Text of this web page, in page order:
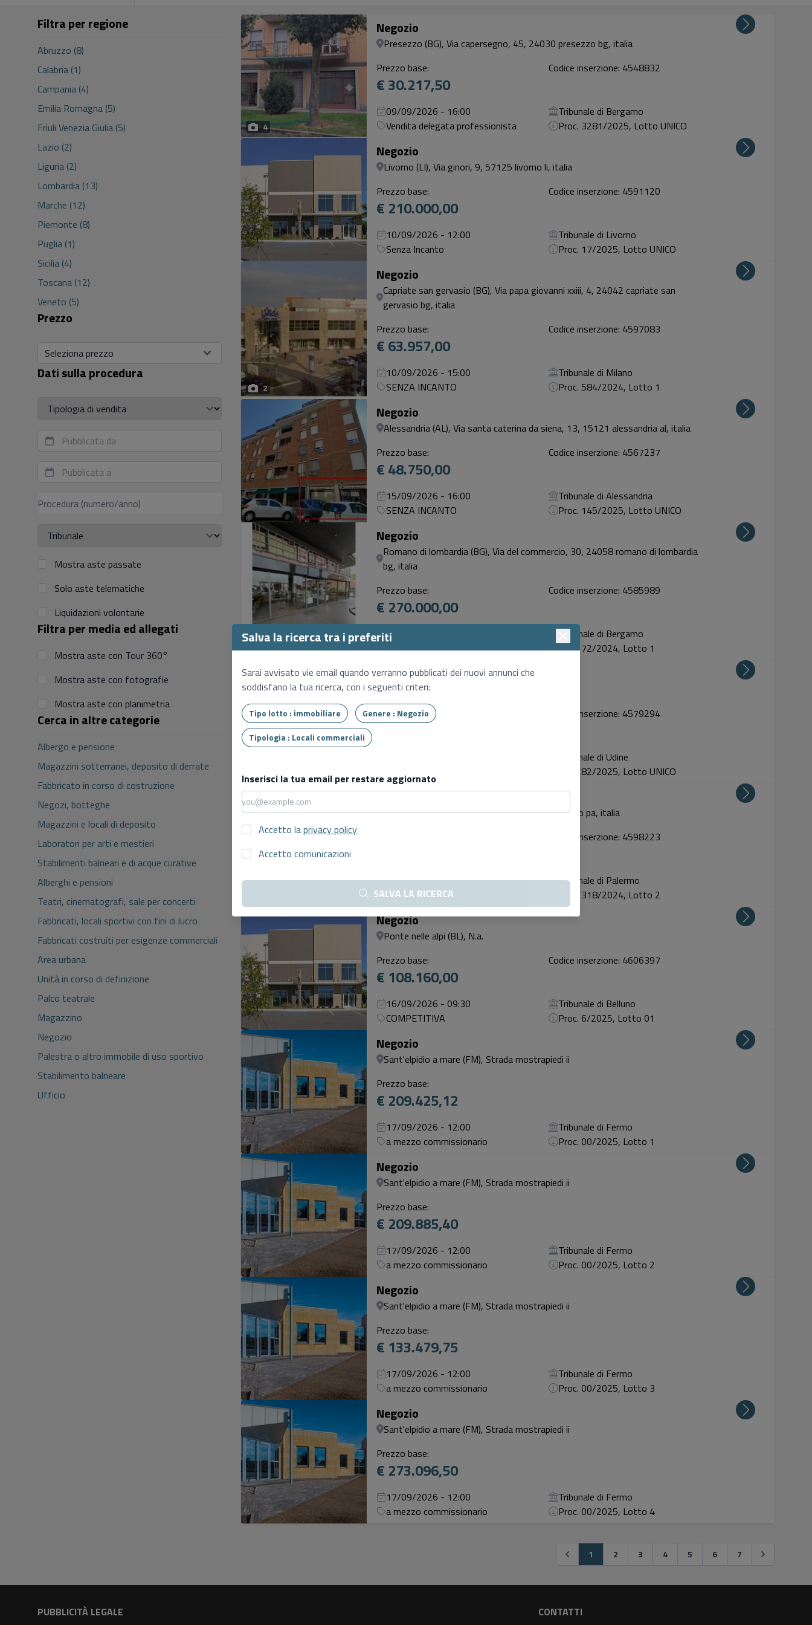
Filtra per regione
Abruzzo (8)
Calabria (1)
Campania (4)
Emilia Romagna (5)
Friuli Venezia Giulia (5)
Lazio (2)
Liguria (2)
Lombardia (13)
Marche (12)
Piemonte (8)
Puglia (1)
Sicilia (4)
Toscana (12)
Veneto (5)
Prezzo
Seleziona prezzo
Dati sulla procedura
Tipologia di vendita
Mostra aste passate
Solo aste telematiche
Liquidazioni volontarie
Filtra per media ed allegati
Mostra aste con Tour 360°
Mostra aste con fotografie
Mostra aste con planimetria
Cerca in altre categorie
Albergo e pensione
Magazzini sotterranei, deposito di derrate
Fabbricato in corso di costruzione
Negozi, botteghe
Magazzini e locali di deposito
Laboratori per arti e mestieri
Stabilimenti balneari e di acque curative
Alberghi e pensioni
Teatri, cinematografi, sale per concerti
Fabbricati, locali sportivi con fini di lucro
Fabbricati costruiti per esigenze commerciali
Area urbana
Unità in corso di definizione
Palco teatrale
Magazzino
Negozio
Palestra o altro immobile di uso sportivo
Stabilimento balneare
Ufficio
4
Negozio
Presezzo (BG), Via capersegno, 45, 24030 presezzo bg, italia
Prezzo base:
€ 30.217,50
Codice inserzione: 4548832
09/09/2026 - 16:00
Tribunale di Bergamo
Vendita delegata professionista
Proc. 3281/2025, Lotto UNICO
Negozio
Livorno (LI), Via ginori, 9, 57125 livorno li, italia
Prezzo base:
€ 210.000,00
Codice inserzione: 4591120
10/09/2026 - 12:00
Tribunale di Livorno
Senza Incanto
Proc. 17/2025, Lotto UNICO
2
Negozio
Capriate san gervasio (BG), Via papa giovanni xxiii, 4, 24042 capriate san
gervasio bg, italia
Prezzo base:
€ 63.957,00
Codice inserzione: 4597083
10/09/2026 - 15:00
Tribunale di Milano
SENZA INCANTO
Proc. 584/2024, Lotto 1
Negozio
Alessandria (AL), Via santa caterina da siena, 13, 15121 alessandria al, italia
Prezzo base:
€ 48.750,00
Codice inserzione: 4567237
15/09/2026 - 16:00
Tribunale di Alessandria
SENZA INCANTO
Proc. 145/2025, Lotto UNICO
17
Negozio
Romano di lombardia (BG), Via del commercio, 30, 24058 romano di lombardia
bg, italia
Prezzo base:
€ 270.000,00
Codice inserzione: 4585989
16/09/2026 - 10:15
Tribunale di Bergamo
Vendita delegata professionista
Proc. 72/2024, Lotto 1
Negozio
Cervignano del friuli (UD), Via lazzaro, 4-6
Prezzo base:
€ 60.000,00
Codice inserzione: 4579294
Tribunale di Udine
Proc. 82/2025, Lotto UNICO
Negozio
Palermo (PA), Via conceria, 77/a , 90145 palermo pa, italia
Codice inserzione: 4598223
16/09/2026 - 13:30
Tribunale di Palermo
SENZA INCANTO
Proc. 318/2024, Lotto 2
Negozio
Ponte nelle alpi (BL), N.a.
Prezzo base:
€ 108.160,00
Codice inserzione: 4606397
16/09/2026 - 09:30
Tribunale di Belluno
COMPETITIVA
Proc. 6/2025, Lotto 01
Negozio
Sant'elpidio a mare (FM), Strada mostrapiedi ii
Prezzo base:
€ 209.425,12
17/09/2026 - 12:00
Tribunale di Fermo
a mezzo commissionario
Proc. 00/2025, Lotto 1
Negozio
Sant'elpidio a mare (FM), Strada mostrapiedi ii
Prezzo base:
€ 209.885,40
17/09/2026 - 12:00
Tribunale di Fermo
a mezzo commissionario
Proc. 00/2025, Lotto 2
Negozio
Sant'elpidio a mare (FM), Strada mostrapiedi ii
Prezzo base:
€ 133.479,75
17/09/2026 - 12:00
Tribunale di Fermo
a mezzo commissionario
Proc. 00/2025, Lotto 3
Negozio
Sant'elpidio a mare (FM), Strada mostrapiedi ii
Prezzo base:
€ 273.096,50
17/09/2026 - 12:00
Tribunale di Fermo
a mezzo commissionario
Proc. 00/2025, Lotto 4
1 2 3 4 5 6 7
Salva la ricerca tra i preferiti
Sarai avvisato vie email quando verranno pubblicati dei nuovi annunci che
soddisfano la tua ricerca, con i seguenti criteri:
Tipo lotto : immobiliare
Genere : Negozio
Tipologia : Locali commerciali
Inserisci la tua email per restare aggiornato
Accetto laprivacy policy
Accetto comunicazioni
SALVA LA RICERCA
PUBBLICITÀ LEGALE CONTATTI